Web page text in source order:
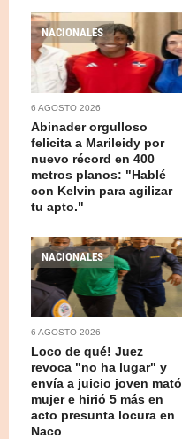
NACIONALES
6 AGOSTO 2026
Abinader orgulloso
felicita a Marileidy por
nuevo récord en 400
metros planos: "Hablé
con Kelvin para agilizar
tu apto."
NACIONALES
6 AGOSTO 2026
Loco de qué! Juez
revoca "no ha lugar" y
envía a juicio joven mató
mujer e hirió 5 más en
acto presunta locura en
Naco